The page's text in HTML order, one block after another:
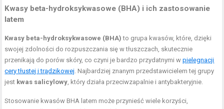
Kwasy beta-hydroksykwasowe (BHA) i ich zastosowanie
latem
Kwasy beta-hydroksykwasowe (BHA) to grupa kwasów, które, dzięki
swojej zdolności do rozpuszczania się w tłuszczach, skutecznie
przenikają do porów skóry, co czyni je bardzo przydatnymi wpielęgnacji
cery tłustej i trądzikowej . Najbardziej znanym przedstawicielem tej grupy
jest kwas salicylowy , który działa przeciwzapalnie i antybakteryjnie.
Stosowanie kwasów BHA latem może przynieść wiele korzyści,